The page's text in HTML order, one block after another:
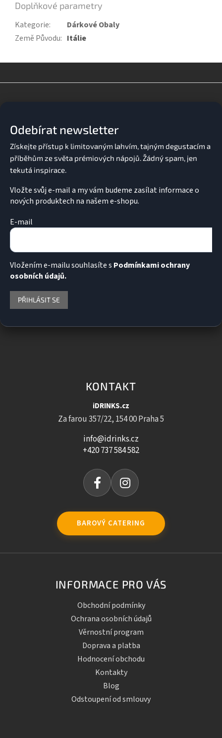
Doplňkové parametry
Kategorie:
Dárkové Obaly
Země Původu: Itálie
Odebírat newsletter
Vložte svůj e-mail a my vám budeme zasílat informace o
nových produktech na našem e-shopu.
E-mail
Vložením e-mailu souhlasíte s Podmínkami ochrany
osobních údajů.
PŘIHLÁSIT SE
KONTAKT
iDRINKS.cz
Za farou 357/22, 154 00 Praha 5
info@idrinks.cz
+420 737 584 582
BAROVÝ CATERING
INFORMACE PRO VÁS
Obchodní podmínky
Ochrana osobních údajů
Věrnostní program
Doprava a platba
Hodnocení obchodu
Kontakty
Blog
Odstoupení od smlouvy